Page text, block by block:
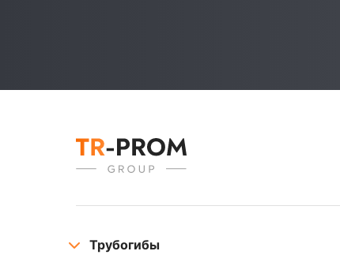
Трубогибы